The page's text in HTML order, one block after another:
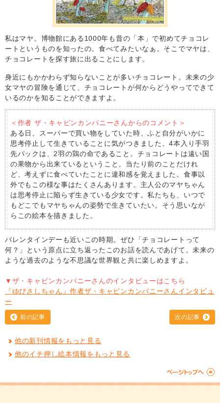
私はマヤ。博物館にある1000年も昔の「本」で初めてチョコレ
ートというものを知ったの。食べてみたいなぁ。そこでマヤは、
チョコレートを探す旅に出ることにします。
身近にもかかわらず知らないことが多いチョコレート。未来の少
女マヤの冒険を通じて、チョコレートが何からどうやってできて
いるのかを知ることができますよ。
＜作者 ザ・キャビンカンパニーさんからのコメント＞
ある日、スーパーで買い物をしていた時、ふと自分がいかに
思考停止して生きていることに気がつきました。4本入り手羽
先パックは、2羽の鶏の命であること。チョコレートは遠い国
の果物から出来ているということ。当たり前のことだけれ
ど、考えずに食べていたことに違和感を覚えました。食事以
外でもこの様な事はたくさんあります。主人公のマヤちゃん
は思考停止に陥らず生きている少女です。私たちも、いつで
もどこでもマヤちゃんの姿勢で生きていたい。そう思いなが
らこの絵本を描きました。
バレンタインデーも近いこの時期。ぜひ「チョコレートって
何？」という原点に立ち返ったこのお話を読んであげて。未来の
ような過去のような不思議な世界観と共に楽しめますよ。
▼ザ・キャビンカンパニーさんのインタビューはこちら
『ゆびさしちゃん』作者ザ・キャビンカンパニーさんインタビュ
ー
前の記事 次の記事
他の新刊情報をもっと見る
他のイチ押し絵本情報をもっと見る